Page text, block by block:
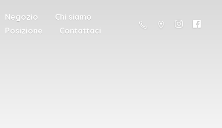
Negozio
Chi siamo
Posizione
Contattaci